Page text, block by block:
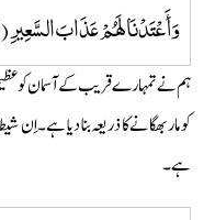
وَأَعْتَدْنَا لَهُمْ عَذَابَ السَّعِيرِ (5)
ہم نے تمہارے قریب کے آسمان کو
کو مار بھگانے کا ذریعہ بنا دیا ہے۔
ہے۔